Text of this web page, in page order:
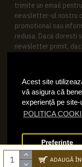
Acest site
vă asigura că
experiență pe site-
POLITICA
Preferinte
ADAUGĂ
trimite un email
newsletter-ul nostru
promotional sau
redusa. Daca doresti
newsletter primit,
speciala in contul
contacta oricand pe
©